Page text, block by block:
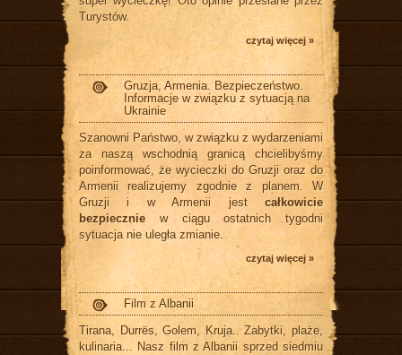
Turystów.
czytaj więcej »
Gruzja, Armenia. Bezpieczeństwo.
Informacje w związku z sytuacją na
Ukrainie
Szanowni Państwo, w związku z wydarzeniami
za naszą wschodnią granicą chcielibyśmy
poinformować, że wycieczki do Gruzji oraz do
Armenii realizujemy zgodnie z planem. W
Gruzji i w Armenii jest całkowicie
bezpiecznie w ciągu ostatnich tygodni
sytuacja nie uległa zmianie.
czytaj więcej »
Film z Albanii
Tirana, Durrës, Golem, Kruja.. Zabytki, plaże,
kulinaria... Nasz film z Albanii sprzed siedmiu